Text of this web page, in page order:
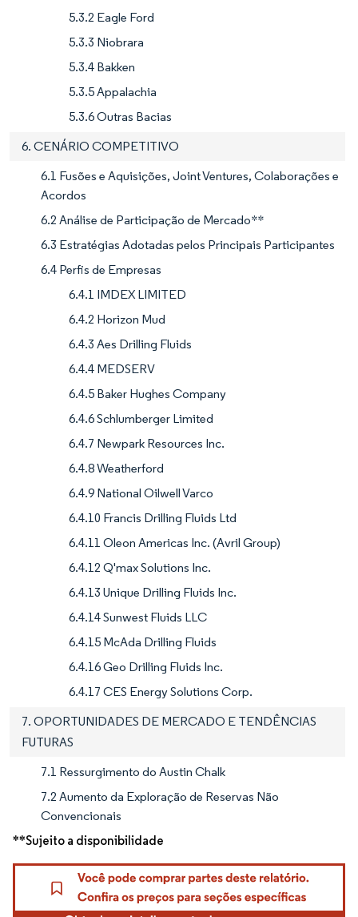
5.3.2 Eagle Ford
5.3.3 Niobrara
5.3.4 Bakken
5.3.5 Appalachia
5.3.6 Outras Bacias
6. CENÁRIO COMPETITIVO
6.1 Fusões e Aquisições, Joint Ventures, Colaborações e
Acordos
6.2 Análise de Participação de Mercado**
6.3 Estratégias Adotadas pelos Principais Participantes
6.4 Perfis de Empresas
6.4.1 IMDEX LIMITED
6.4.2 Horizon Mud
6.4.3 Aes Drilling Fluids
6.4.4 MEDSERV
6.4.5 Baker Hughes Company
6.4.6 Schlumberger Limited
6.4.7 Newpark Resources Inc.
6.4.8 Weatherford
6.4.9 National Oilwell Varco
6.4.10 Francis Drilling Fluids Ltd
6.4.11 Oleon Americas Inc. (Avril Group)
6.4.12 Q'max Solutions Inc.
6.4.13 Unique Drilling Fluids Inc.
6.4.14 Sunwest Fluids LLC
6.4.15 McAda Drilling Fluids
6.4.16 Geo Drilling Fluids Inc.
6.4.17 CES Energy Solutions Corp.
7. OPORTUNIDADES DE MERCADO E TENDÊNCIAS
FUTURAS
7.1 Ressurgimento do Austin Chalk
7.2 Aumento da Exploração de Reservas Não
Convencionais
**Sujeito a disponibilidade